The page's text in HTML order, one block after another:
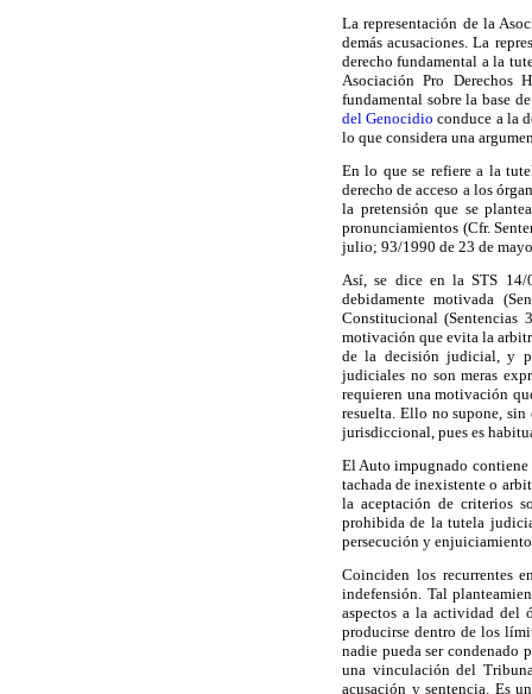
La representación de la
demás acusaciones. La
derecho fundamental a la
Asociación Pro Derechos
fundamental sobre la base
del Genocidio conduce a la
lo que considera una
En lo que se refiere a la
derecho de acceso a los
la pretensión que se
pronunciamientos (Cfr.
julio; 93/1990 de 23 de
Así, se dice en la STS 14/
debidamente motivada
Constitucional (Sentencias
motivación que evita la
de la decisión judicial, y
judiciales no son meras
requieren una motivación
resuelta. Ello no supone,
jurisdiccional, pues es
El Auto impugnado contiene
tachada de inexistente o
la aceptación de criterios
prohibida de la tutela
persecución y
Coinciden los recurrentes
indefensión. Tal
aspectos a la actividad del
producirse dentro de los
nadie pueda ser condenado
una vinculación del
acusación y sentencia. Es